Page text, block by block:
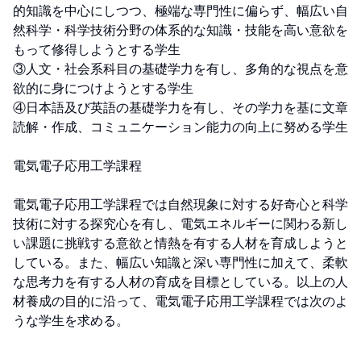
的知識を中心にしつつ、極端な専門性に偏らず、幅広い自
然科学・科学技術分野の体系的な知識・技能を高い意欲を
もって修得しようとする学生
③人文・社会系科目の基礎学力を有し、多角的な視点を意
欲的に身につけようとする学生
④日本語及び英語の基礎学力を有し、その学力を基に文章
読解・作成、コミュニケーション能力の向上に努める学生
電気電子応用工学課程
電気電子応用工学課程では自然現象に対する好奇心と科学
技術に対する探究心を有し、電気エネルギーに関わる新し
い課題に挑戦する意欲と情熱を有する人材を育成しようと
している。また、幅広い知識と深い専門性に加えて、柔軟
な思考力を有する人材の育成を目標としている。以上の人
材養成の目的に沿って、電気電子応用工学課程では次のよ
うな学生を求める。